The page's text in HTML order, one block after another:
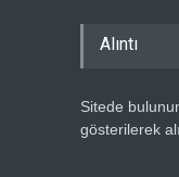
Alıntı
Sitede
gösterilerek